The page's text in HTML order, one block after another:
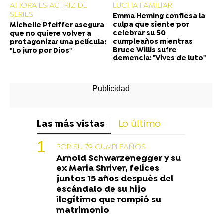
AHORA ES ACTRIZ DE
SERIES
Michelle Pfeiffer asegura
que no quiere volver a
protagonizar una película:
"Lo juro por Dios"
LUCHA FAMILIAR
Emma Heming confiesa la
culpa que siente por
celebrar su 50
cumpleaños mientras
Bruce Willis sufre
demencia: "Vives de luto"
Las más vistas Lo último
POR SU 79 CUMPLEAÑOS
Arnold Schwarzenegger y su
ex Maria Shriver, felices
juntos 15 años después del
escándalo de su hijo
ilegítimo que rompió su
matrimonio